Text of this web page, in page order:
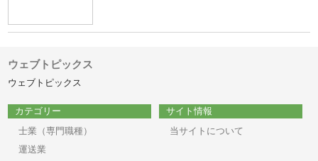
ウェブトピックス
ウェブトピックス
カテゴリー
士業（専門職種）
運送業
サイト情報
当サイトについて